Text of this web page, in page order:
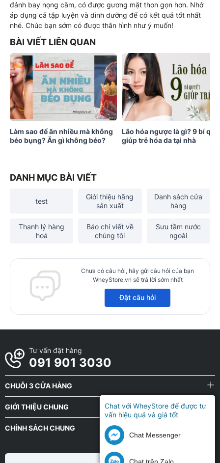
đánh bay nọng cằm, có được gương mặt thon gọn hơn. Nhớ
áp dụng cả tập luyện và dinh dưỡng để có kết quả tốt nhất
nhé. Chúc bạn sớm có được thân hình như ý muốn!
BÀI VIẾT LIÊN QUAN
Làm sao để ăn nhiều mà không
béo bụng? Ăn gì không béo?
Lão hóa ngược là gì? 9 bí
giúp trẻ hóa da tại nhà
DANH MỤC BÀI VIẾT
test
Giới thiệu hãng
sản xuất
Danh sách cửa
hàng
Thanh lý hàng
hoá
Báo chí viết về
chúng tôi
Sưu tầm nước
ngoài
Chưa có câu hỏi, hãy gửi câu hỏi của bạn
WheyStore.vn sẽ trả lời sớm nhất
Đặt câu hỏi
Tư vấn đặt hàng
091 901 3030
CHUỖI 3 CỬA HÀNG
GIỚI THIỆU CHUNG
CHÍNH SÁCH CHUNG
Chat với WheyStore để được tư
vấn hiệu quả và giá tốt
Chat Messenger